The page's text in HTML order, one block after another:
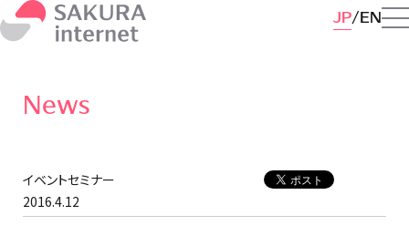
JP EN
News
イベントセミナー
2016.4.12